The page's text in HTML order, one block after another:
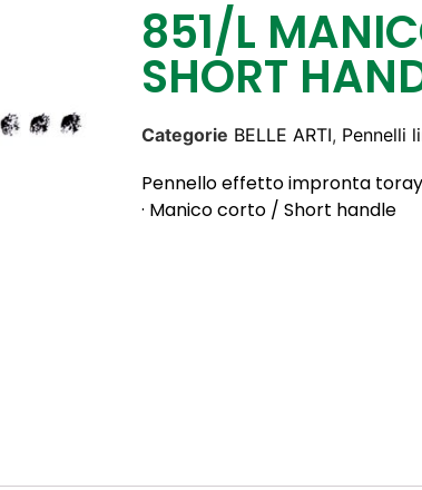
851/L
SHORT
Categorie BELLE ARTI, Pennelli
Pennello effetto impronta
· Manico corto / Short handle